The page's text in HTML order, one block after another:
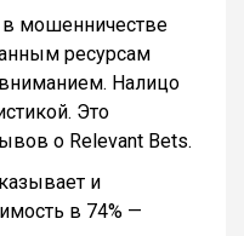
мошенничестве
ресурсам
Налицо
Это
о Relevant Bets.
и
в 74% —